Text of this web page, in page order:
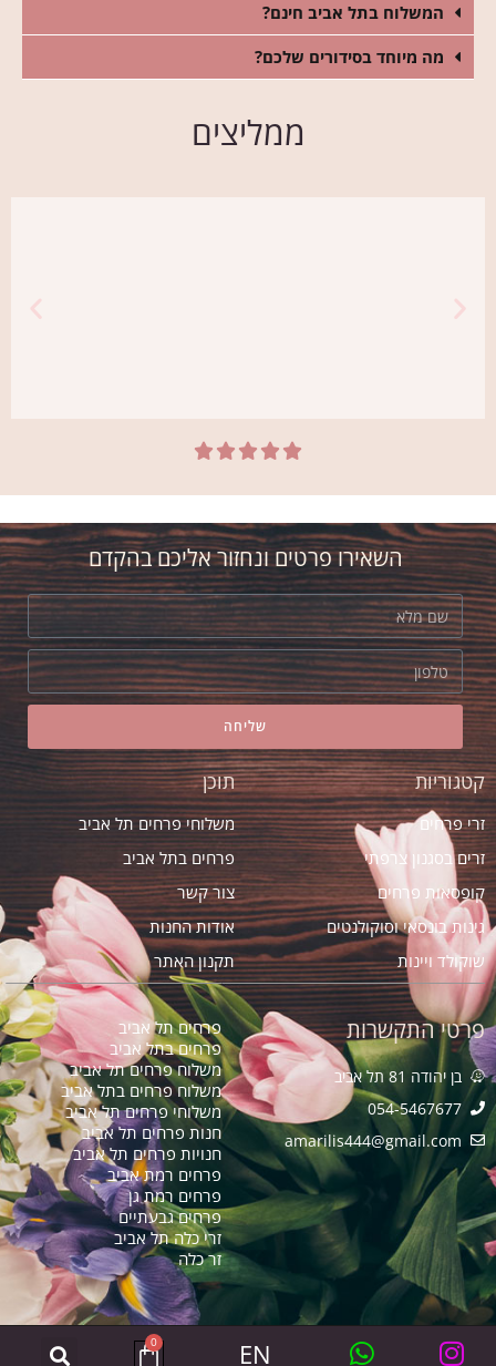
המשלוח בתל אביב חינם?
מה מיוחד בסידורים שלכם?
ממליצים
רובי
אסי ב"אמריליס" בהמלצת חברה. הזר יצא
מדהים! ובזמן





השאירו פרטים ונחזור אליכם בהקדם
שליחה
קטגוריות
זרי פרחים
זרים בסגנון צרפתי
קופסאות פרחים
גינות בונסאי וסוקולנטים
שוקולד ויינות
תוכן
משלוחי פרחים תל אביב
פרחים בתל אביב
צור קשר
אודות החנות
תקנון האתר
פרטי התקשרות
בן יהודה 81 תל אביב
054-5467677
amarilis444@gmail.com​
פרחים תל אביב
פרחים בתל אביב
משלוח פרחים תל אביב
משלוח פרחים בתל אביב
משלוחי פרחים תל אביב
חנות פרחים תל אביב
חנויות פרחים תל אביב
פרחים רמת אביב
פרחים רמת גן
פרחים גבעתיים
זרי כלה תל אביב
זר כלה
EN
0